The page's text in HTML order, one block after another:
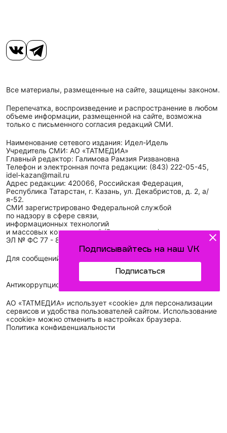
Подписывайтесь на наш VK
Подписаться
Все материалы, размещенные на сайте, защищены законом.
Перепечатка, воспроизведение и распространение в любом
объеме информации, размещенной на сайте, возможна
только с письменного согласия редакций СМИ.
Наименование сетевого издания: Идел-Идель
Учредитель СМИ: АО «ТАТМЕДИА»
Главный редактор: Галимова Рамзия Ризвановна
Телефон и электронная почта редакции: (843) 222-05-45,
idel-kazan@mail.ru
Адрес редакции: 420066, Российская Федерация,
Республика Татарстан, г. Казань, ул. Декабристов, д. 2, а/
я-52.
СМИ зарегистрировано Федеральной службой
по надзору в сфере связи,
информационных технологий
и массовых коммуникаций (Роскомнадзор)
ЭЛ № ФС 77 - 89431 от 14.05.2025
Для сообщений о фактах коррупции: idel-kazan@mail.ru
Антикоррупционная политика
АО «ТАТМЕДИА» использует «cookie» для персонализации
сервисов и удобства пользователей сайтом. Использование
«cookie» можно отменить в настройках браузера.
Политика конфиденциальности